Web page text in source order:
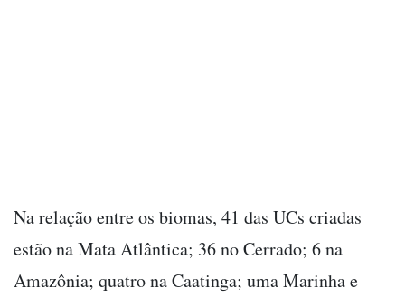
Na relação entre os biomas, 41 das UCs criadas
estão na Mata Atlântica; 36 no Cerrado; 6 na
Amazônia; quatro na Caatinga; uma Marinha e